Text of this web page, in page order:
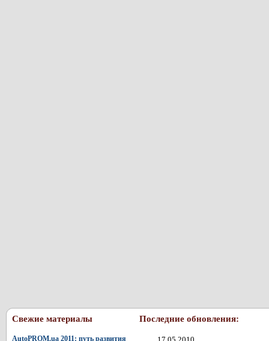
Свежие материалы
AutoPROM.ua 2011: путь развития
Последние обновления: